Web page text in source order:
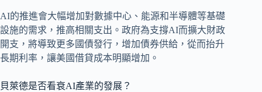
AI的推進會大幅增加對數據中心、能源和半導體等基礎
設施的需求，推高相關支出。政府為支撐AI而擴大財政
開支，將導致更多國債發行，增加債券供給，從而抬升
長期利率，讓美國借貸成本明顯增加。
貝萊德是否看衰AI產業的發展？